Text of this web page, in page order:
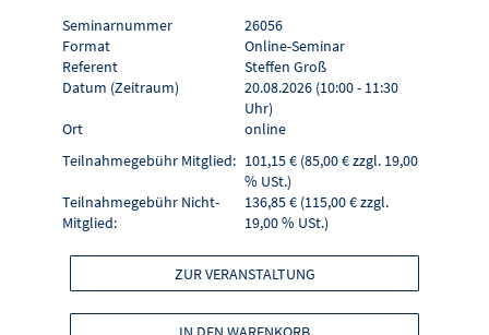
Seminarnummer
26056
Format
Online-Seminar
Referent
Steffen Groß
Datum (Zeitraum)
20.08.2026 (10:00 - 11:30
Uhr)
Ort
online
Teilnahmegebühr Mitglied: 101,15 € (85,00 € zzgl. 19,00
% USt.)
Teilnahmegebühr Nicht-
Mitglied:
136,85 € (115,00 € zzgl.
19,00 % USt.)
ZUR VERANSTALTUNG